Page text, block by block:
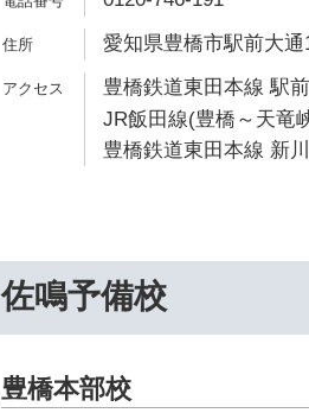
愛知県豊橋市駅前大通
豊橋鉄道東田本線 駅
JR飯田線(豊橋～天竜
豊橋鉄道東田本線 新
佐鳴予備校
豊橋本部校